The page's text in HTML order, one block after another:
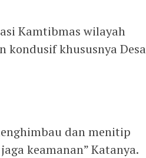
Kamtibmas wilayah
kondusif khususnya Desa
dan menitip
keamanan” Katanya.